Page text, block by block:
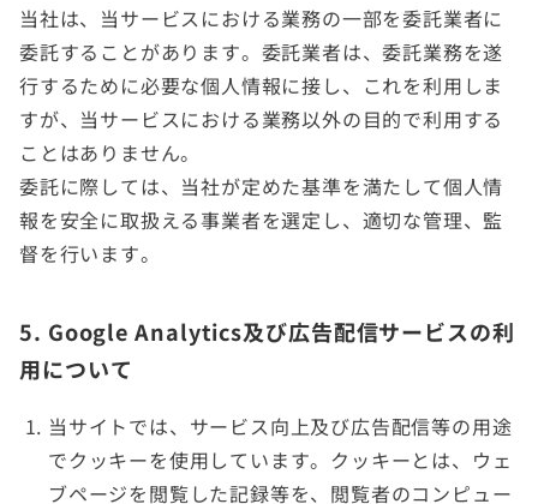
当社は、当サービスにおける業務の一部を委託業者に
委託することがあります。委託業者は、委託業務を遂
行するために必要な個人情報に接し、これを利用しま
すが、当サービスにおける業務以外の目的で利用する
ことはありません。
委託に際しては、当社が定めた基準を満たして個人情
報を安全に取扱える事業者を選定し、適切な管理、監
督を行います。
5. Google Analytics及び広告配信サービスの利
用について
当サイトでは、サービス向上及び広告配信等の用途
でクッキーを使用しています。クッキーとは、ウェ
ブページを閲覧した記録等を、閲覧者のコンピュー